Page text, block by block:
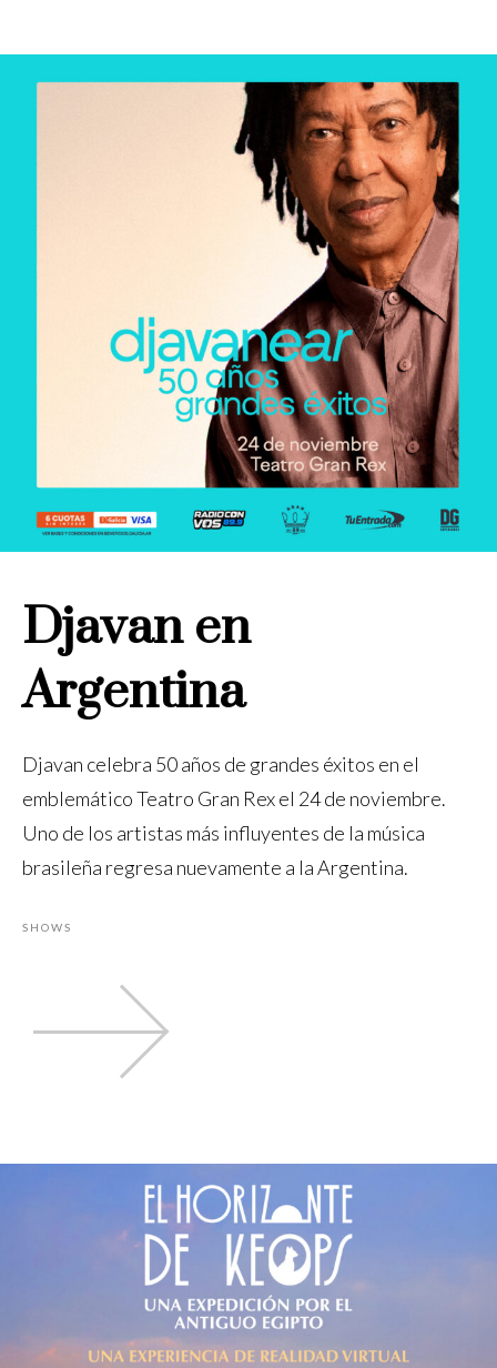
Djavan en
Argentina
Djavan celebra 50 años de grandes éxitos en el
emblemático Teatro Gran Rex el 24 de noviembre.
Uno de los artistas más influyentes de la música
brasileña regresa nuevamente a la Argentina.
SHOWS